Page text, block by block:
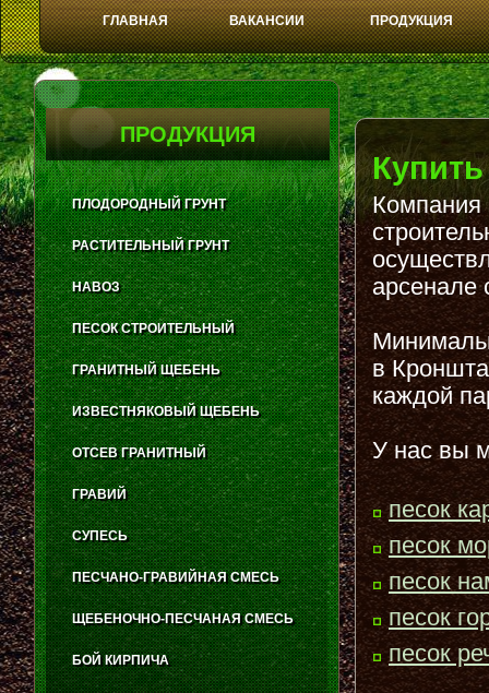
ГЛАВНАЯ ВАКАНСИИ ПРОДУКЦИЯ
Play
Stop
Компания
арсенале
в
каждой
У нас вы
песок
песок
песок
песок
песок
ПРОДУКЦИЯ
ПЛОДОРОДНЫЙ ГРУНТ
РАСТИТЕЛЬНЫЙ ГРУНТ
НАВОЗ
ПЕСОК СТРОИТЕЛЬНЫЙ
ГРАНИТНЫЙ ЩЕБЕНЬ
ИЗВЕСТНЯКОВЫЙ ЩЕБЕНЬ
ОТСЕВ ГРАНИТНЫЙ
ГРАВИЙ
СУПЕСЬ
ПЕСЧАНО-ГРАВИЙНАЯ СМЕСЬ
ЩЕБЕНОЧНО-ПЕСЧАНАЯ СМЕСЬ
БОЙ КИРПИЧА